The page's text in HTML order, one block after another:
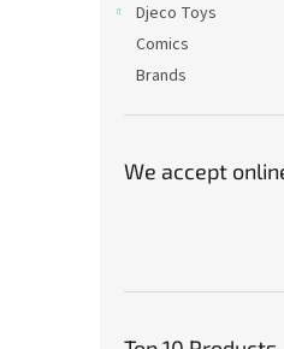
Djeco Toys
Comics
Brands
We accept